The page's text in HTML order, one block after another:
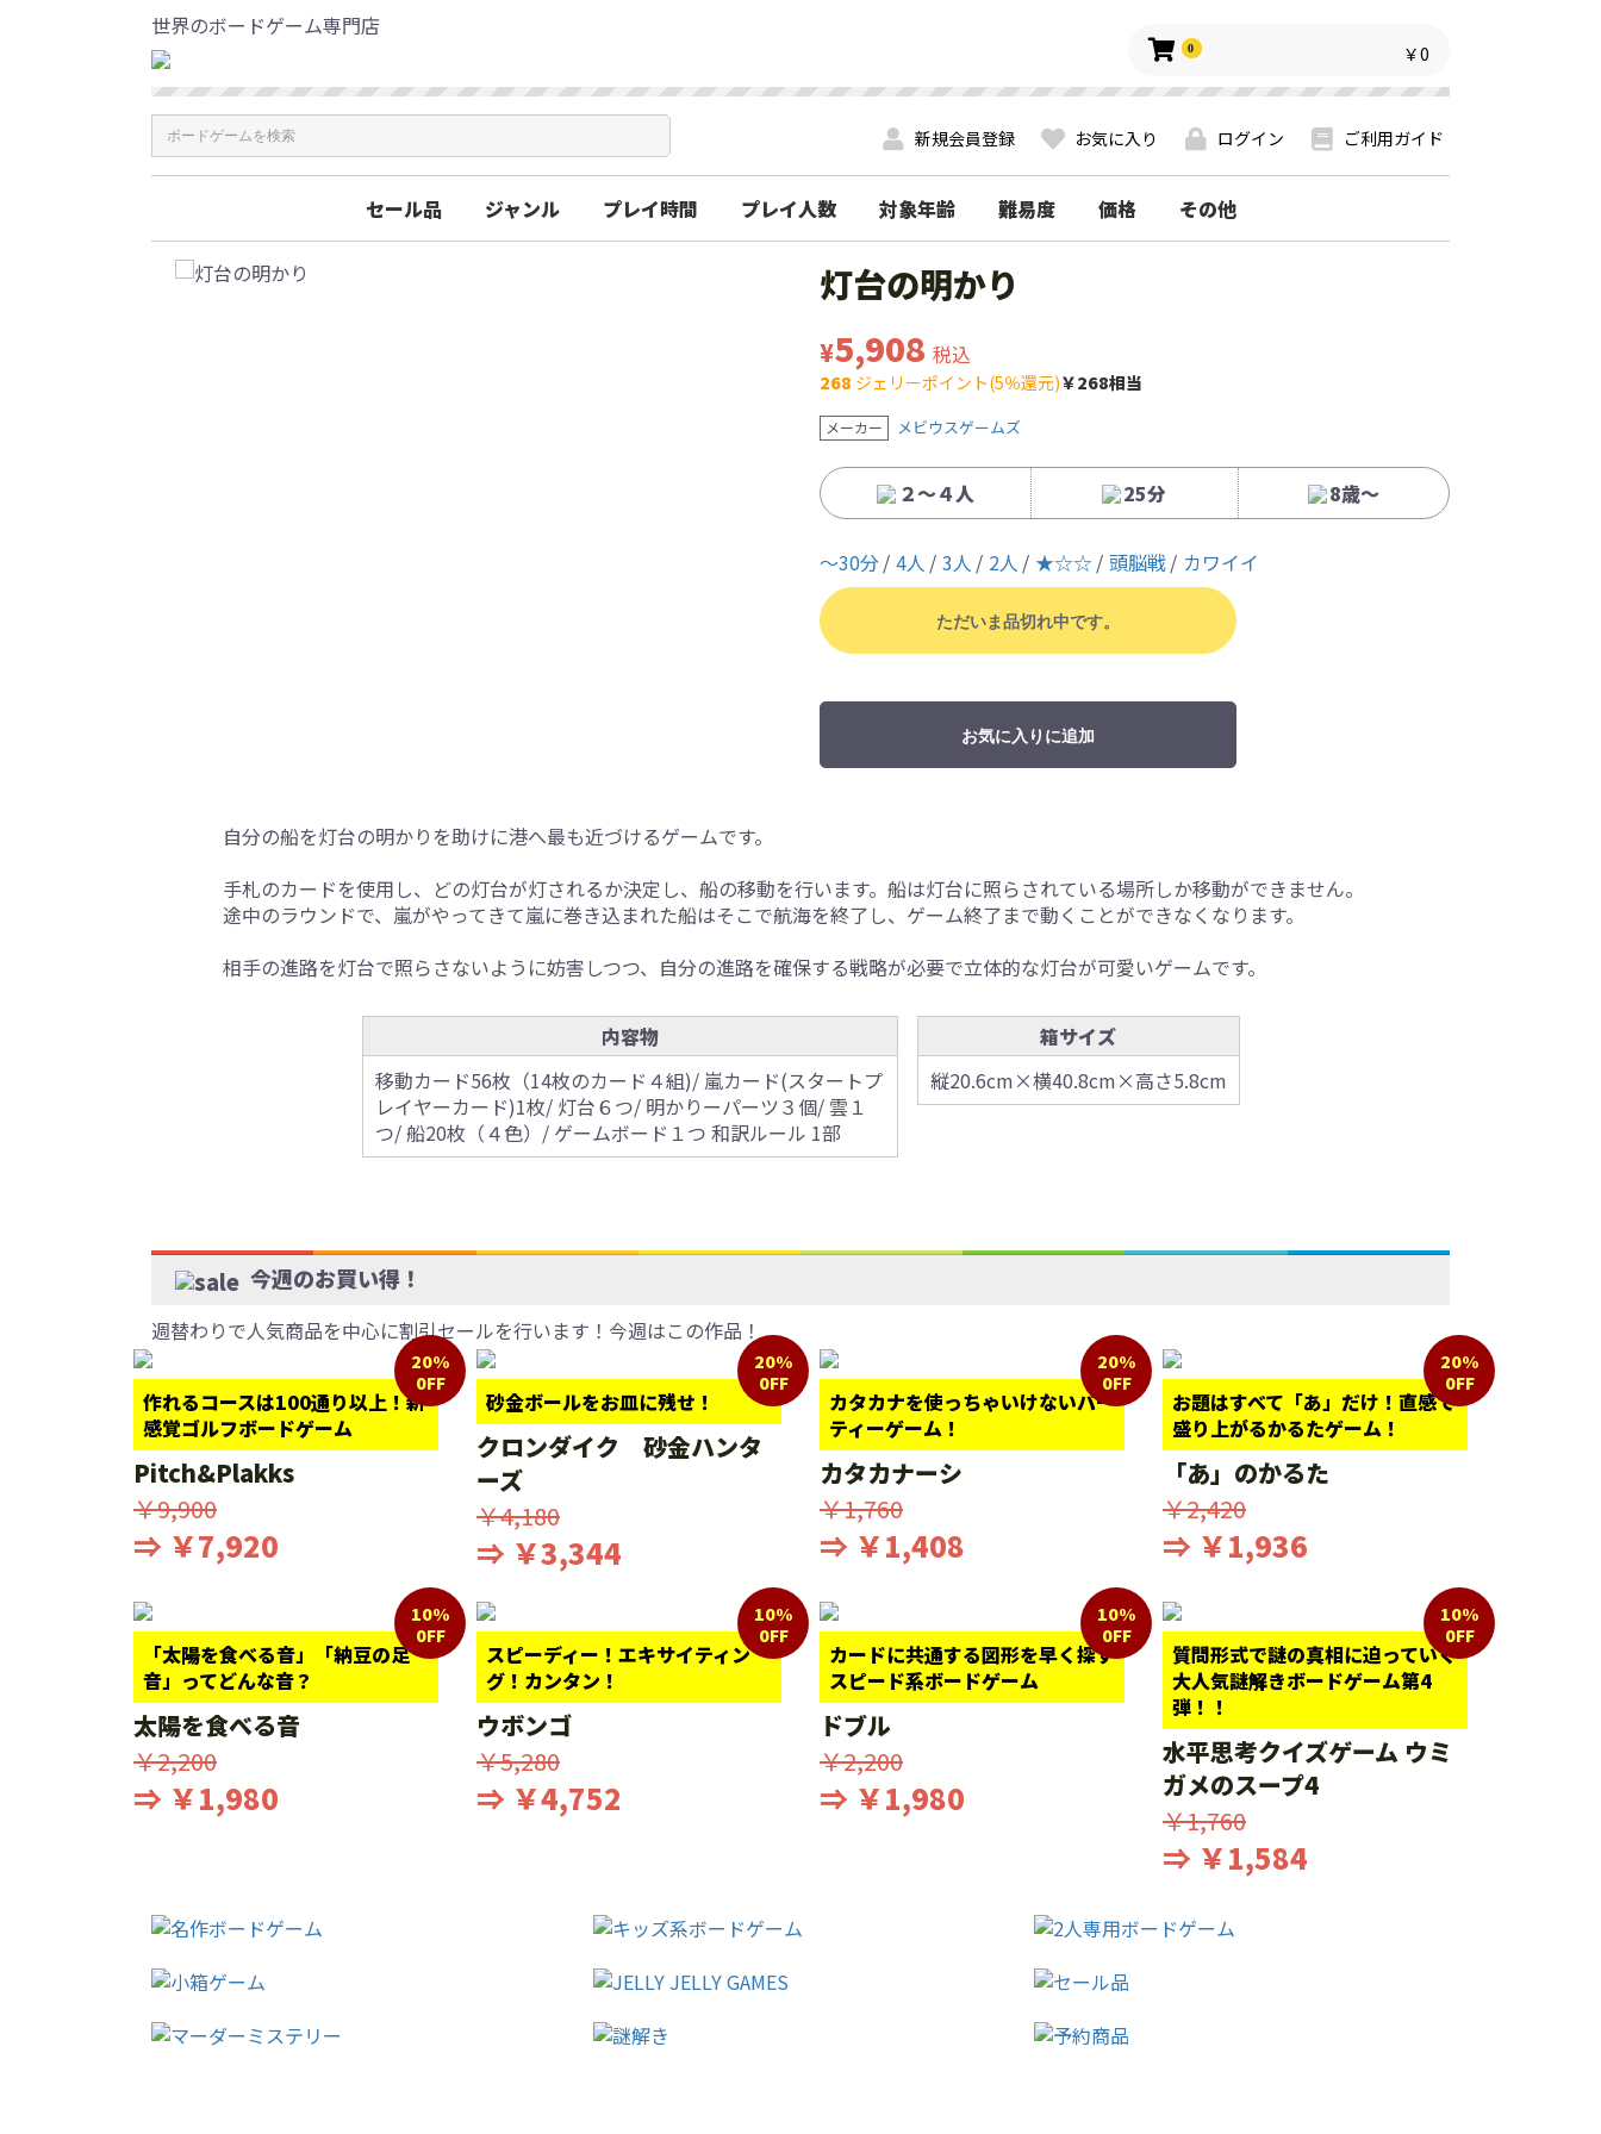
世界のボードゲーム専門店
0 ￥0
新規会員登録 お気に入り ログイン ご利用ガイド
セール品 ジャンル プレイ時間 プレイ人数 対象年齢 難易度 価格 その他
灯台の明かり
¥5,908 税込
268 ジェリーポイント(5％還元)￥268相当
メーカー メビウスゲームズ
２～４人 25分 8歳〜
〜30分 4人 3人 2人 ★☆☆ 頭脳戦 カワイイ
ただいま品切れ中です。
お気に入りに追加
自分の船を灯台の明かりを助けに港へ最も近づけるゲームです。
手札のカードを使用し、どの灯台が灯されるか決定し、船の移動を行います。船は灯台に照らされている場所しか移動ができません。
途中のラウンドで、嵐がやってきて嵐に巻き込まれた船はそこで航海を終了し、ゲーム終了まで動くことができなくなります。
相手の進路を灯台で照らさないように妨害しつつ、自分の進路を確保する戦略が必要で立体的な灯台が可愛いゲームです。
内容物
移動カード56枚（14枚のカード４組)/ 嵐カード(スタートプ
レイヤーカード)1枚/ 灯台６つ/ 明かりーパーツ３個/ 雲１
つ/ 船20枚（４色）/ ゲームボード１つ 和訳ルール 1部
箱サイズ
縦20.6cm×横40.8cm×高さ5.8cm
今週のお買い得！
週替わりで人気商品を中心に割引セールを行います！今週はこの作品！
作れるコースは100通り以上！新
感覚ゴルフボードゲーム
20%
0FF
Pitch&Plakks
￥9,900
⇒ ￥7,920
砂金ボールをお皿に残せ！
20%
0FF
クロンダイク 砂金ハンタ
ーズ
￥4,180
⇒ ￥3,344
カタカナを使っちゃいけないパー
ティーゲーム！
20%
0FF
カタカナーシ
￥1,760
⇒ ￥1,408
お題はすべて「あ」だけ！直感で
盛り上がるかるたゲーム！
20%
0FF
「あ」のかるた
￥2,420
⇒ ￥1,936
「太陽を食べる音」「納豆の足
音」ってどんな音？
10%
0FF
太陽を食べる音
￥2,200
⇒ ￥1,980
スピーディー！エキサイティン
グ！カンタン！
10%
0FF
ウボンゴ
￥5,280
⇒ ￥4,752
カードに共通する図形を早く探す
スピード系ボードゲーム
10%
0FF
ドブル
￥2,200
⇒ ￥1,980
質問形式で謎の真相に迫っていく
大人気謎解きボードゲーム第4
弾！！
10%
0FF
水平思考クイズゲーム ウミ
ガメのスープ4
￥1,760
⇒ ￥1,584